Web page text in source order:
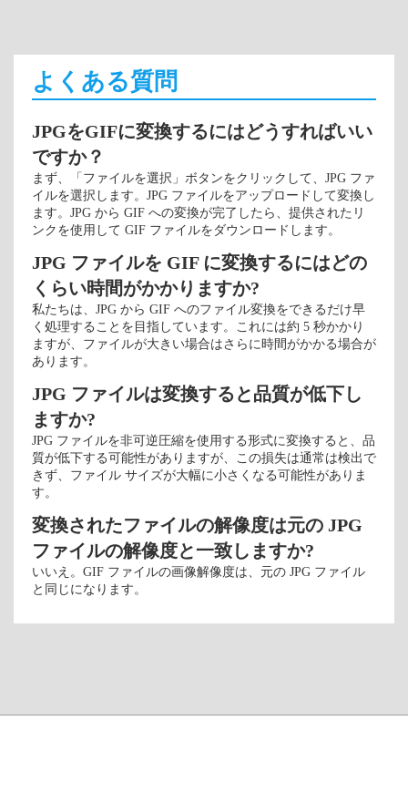
よくある質問
JPGをGIFに変換するにはどうすればいい
ですか？
まず、「ファイルを選択」ボタンをクリックして、JPG ファ
イルを選択します。JPG ファイルをアップロードして変換し
ます。JPG から GIF への変換が完了したら、提供されたリ
ンクを使用して GIF ファイルをダウンロードします。
JPG ファイルを GIF に変換するにはどの
くらい時間がかかりますか?
私たちは、JPG から GIF へのファイル変換をできるだけ早
く処理することを目指しています。これには約 5 秒かかり
ますが、ファイルが大きい場合はさらに時間がかかる場合が
あります。
JPG ファイルは変換すると品質が低下し
ますか?
JPG ファイルを非可逆圧縮を使用する形式に変換すると、品
質が低下する可能性がありますが、この損失は通常は検出で
きず、ファイル サイズが大幅に小さくなる可能性がありま
す。
変換されたファイルの解像度は元の JPG
ファイルの解像度と一致しますか?
いいえ。GIF ファイルの画像解像度は、元の JPG ファイル
と同じになります。